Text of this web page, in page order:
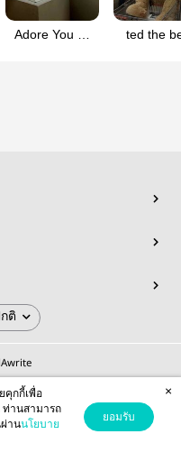
Adore You —
ted the
ติ
Public Company Limited
คุกกี้เพื่อ
านสามารถ
านนโยบาย
ยอมรับ
×